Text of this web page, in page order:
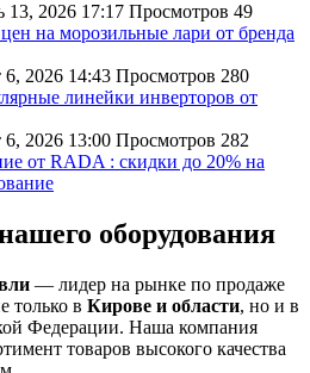
2026 17:17 Просмотров 49
на морозильные лари от бренда
2026 14:43 Просмотров 280
линейки инверторов от
2026 13:00 Просмотров 282
от RADA : скидки до 20% на
оборудования
— лидер на рынке по продаже
только в Кирове и области, но и в
Федерации. Наша компания
товаров высокого качества